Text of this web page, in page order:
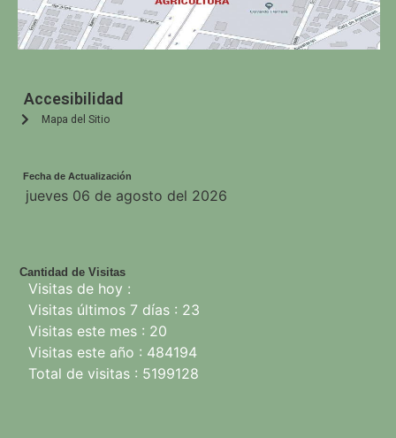
Accesibilidad
Mapa del Sitio
Fecha de Actualización
Cantidad de Visitas
Visitas de hoy :
Visitas últimos 7 días : 23
Visitas este mes : 20
Visitas este año : 484194
Total de visitas : 5199128
jueves 06 de agosto del 2026